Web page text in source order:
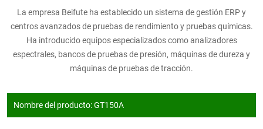
La empresa Beifute ha establecido un sistema de gestión ERP y
centros avanzados de pruebas de rendimiento y pruebas químicas.
Ha introducido equipos especializados como analizadores
espectrales, bancos de pruebas de presión, máquinas de dureza y
máquinas de pruebas de tracción.